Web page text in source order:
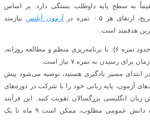
به سطح پایه داوطلب بستگی دارد. بر اساس
هر ۰.۵ نمره در
آزمون آیلتس نیازمند
سطح متوسط (حدود نمره ۶): با برنامه‌ریزی منظم و مطالعه روزانه،
ابتدای مسیر یادگیری هستید، توصیه می‌شود پیش
آزمون، پایه زبانی خود را با شرکت در دوره‌های
زبان انگلیسی بزرگسالان تقویت کنید. این فرآیند
جهت رسیدن به دانش عمومی مطلوب، ممکن است ۹ ماه تا یک